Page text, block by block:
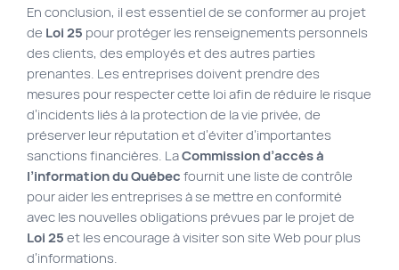
En conclusion, il est essentiel de se conformer au projet
de Loi 25 pour protéger les renseignements personnels
des clients, des employés et des autres parties
prenantes. Les entreprises doivent prendre des
mesures pour respecter cette loi afin de réduire le risque
d’incidents liés à la protection de la vie privée, de
préserver leur réputation et d’éviter d’importantes
sanctions financières. LaCommission d’accès à
l’information du Québec fournit une liste de contrôle
pour aider les entreprises à se mettre en conformité
avec les nouvelles obligations prévues par le projet de
Loi 25 et les encourage à visiter son site Web pour plus
d’informations.